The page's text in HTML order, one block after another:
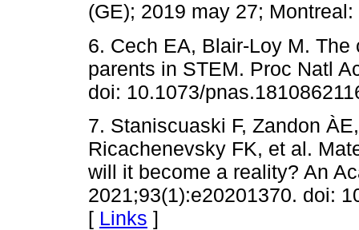
(GE); 2019 may 27;
6. Cech EA, Blair-Loy M.
parents in STEM. Proc Natl
doi: 10.1073/
7. Staniscuaski F, Zandon
Ricachenevsky FK, et al.
will it become a reality? An
2021;93(1):e20201370. doi:
[ Links ]